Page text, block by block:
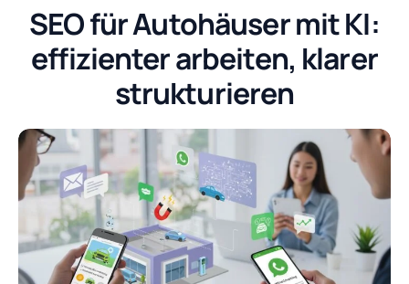
FAQ
Kontakt
SEO für Autohäuser mit KI:
effizienter arbeiten, klarer
strukturieren